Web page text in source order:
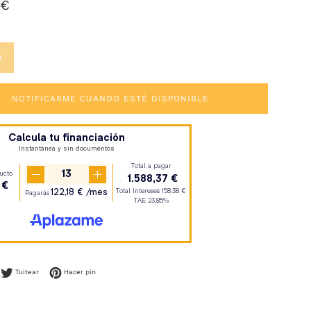
NOTIFICARME CUANDO ESTÉ DISPONIBLE
en Facebook
TuitearTuitear en Twitter
Hacer pinPinear en Pinterest